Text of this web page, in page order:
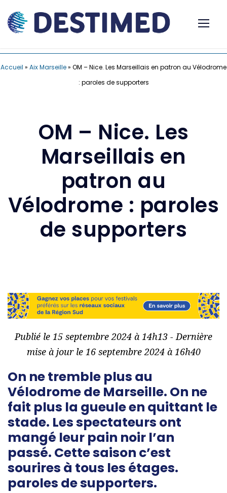
Accueil » Aix Marseille» OM – Nice. Les Marseillais en patron au Vélodrome
: paroles de supporters
OM – Nice. Les
Marseillais en
patron au
Vélodrome : paroles
de supporters
Publié le 15 septembre 2024 à 14h13 - Dernière
mise à jour le 16 septembre 2024 à 16h40
On ne tremble plus au
Vélodrome de Marseille. On ne
fait plus la gueule en quittant le
stade. Les spectateurs ont
mangé leur pain noir l’an
passé. Cette saison c’est
sourires à tous les étages.
paroles de supporters.